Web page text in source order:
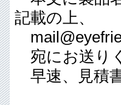
記載の上、
宛にお送り
早速、見積